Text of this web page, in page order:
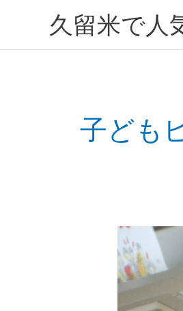
久留米で人
子ども
ピ
ア
ノ
に